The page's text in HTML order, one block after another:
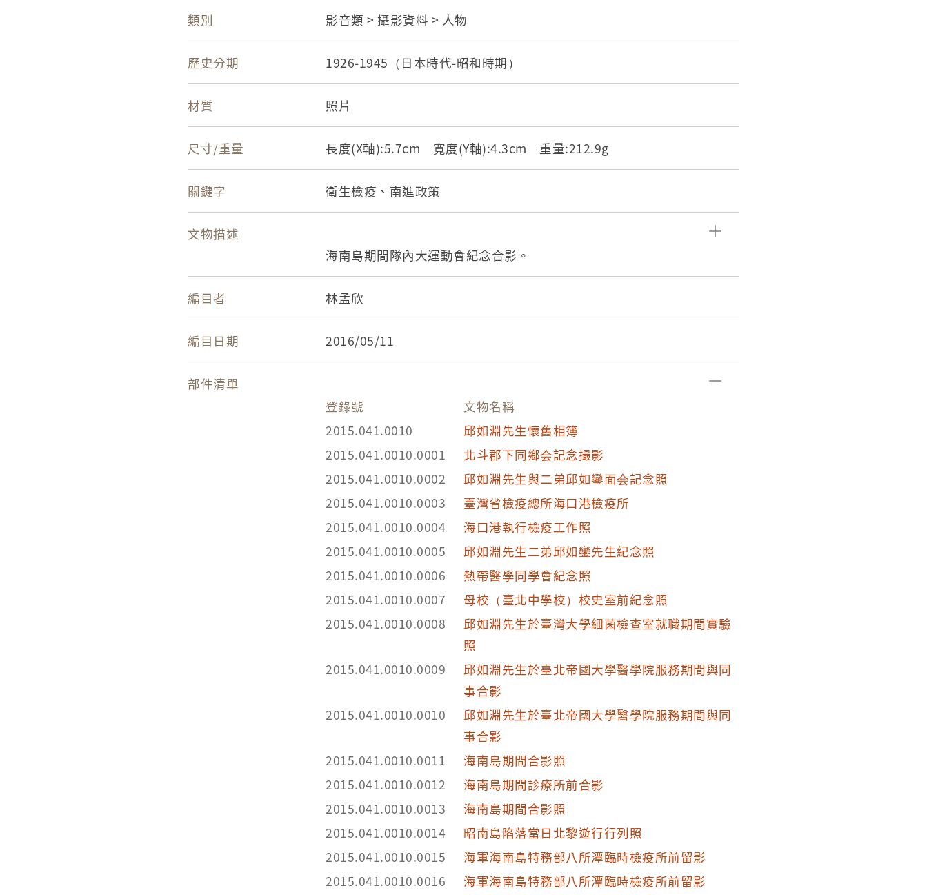
類別 影音類 > 攝影資料 > 人物
歷史分期 1926-1945（日本時代-昭和時期）
材質 照片
尺寸/重量 長度(X軸):5.7cm 寬度(Y軸):4.3cm 重量:212.9g
關鍵字 衛生檢疫、南進政策
文物描述
海南島期間隊內大運動會紀念合影。
編目者 林孟欣
編目日期 2016/05/11
部件清單
登錄號
文物名稱
2015.041.0010
邱如淵先生懷舊相簿
2015.041.0010.0001
北斗郡下同鄉会記念撮影
2015.041.0010.0002
邱如淵先生與二弟邱如鑾面会記念照
2015.041.0010.0003
臺灣省檢疫總所海口港檢疫所
2015.041.0010.0004
海口港執行檢疫工作照
2015.041.0010.0005
邱如淵先生二弟邱如鑾先生紀念照
2015.041.0010.0006
熱帶醫學同學會紀念照
2015.041.0010.0007
母校（臺北中學校）校史室前紀念照
2015.041.0010.0008
邱如淵先生於臺灣大學細菌檢查室就職期間實驗
照
2015.041.0010.0009
邱如淵先生於臺北帝國大學醫學院服務期間與同
事合影
2015.041.0010.0010
邱如淵先生於臺北帝國大學醫學院服務期間與同
事合影
2015.041.0010.0011
海南島期間合影照
2015.041.0010.0012
海南島期間診療所前合影
2015.041.0010.0013
海南島期間合影照
2015.041.0010.0014
昭南島陷落當日北黎遊行行列照
2015.041.0010.0015
海軍海南島特務部八所潭臨時檢疫所前留影
2015.041.0010.0016
海軍海南島特務部八所潭臨時檢疫所前留影